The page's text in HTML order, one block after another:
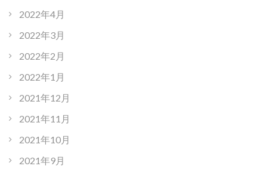
2022年4月
2022年3月
2022年2月
2022年1月
2021年12月
2021年11月
2021年10月
2021年9月